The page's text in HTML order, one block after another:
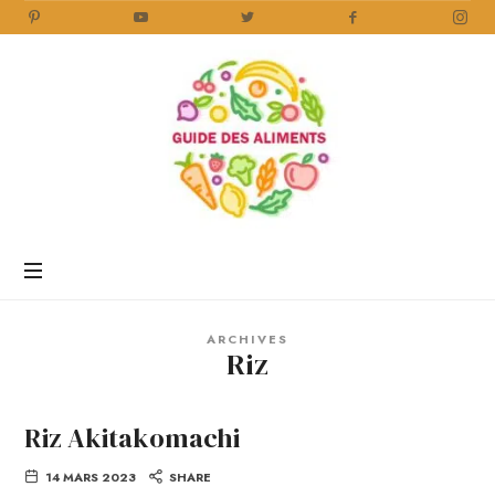
Aliments
ARCHIVES
Riz
Riz Akitakomachi
14 MARS 2023 SHARE